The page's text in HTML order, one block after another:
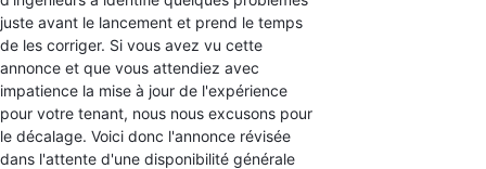
juste avant le lancement et prend le temps
de les corriger. Si vous avez vu cette
annonce et que vous attendiez avec
impatience la mise à jour de l'expérience
pour votre tenant, nous nous excusons pour
le décalage. Voici donc l'annonce révisée
dans l'attente d'une disponibilité générale